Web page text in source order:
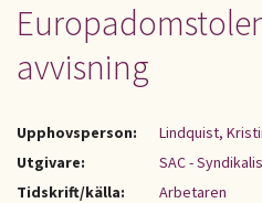
avvisning
Upphovsperson:
Lindquist,
Utgivare:
SAC -
Tidskrift/källa:
Arbetaren